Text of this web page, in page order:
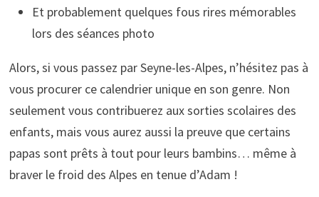
Et probablement quelques fous rires mémorables
lors des séances photo
Alors, si vous passez par Seyne-les-Alpes, n’hésitez pas à
vous procurer ce calendrier unique en son genre. Non
seulement vous contribuerez aux sorties scolaires des
enfants, mais vous aurez aussi la preuve que certains
papas sont prêts à tout pour leurs bambins… même à
braver le froid des Alpes en tenue d’Adam !